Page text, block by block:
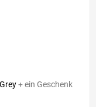
+ ein Geschenk